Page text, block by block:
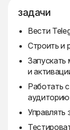
задачи
Вести
Строить и
Запускать
и
Работать
аудиторию
Управлять